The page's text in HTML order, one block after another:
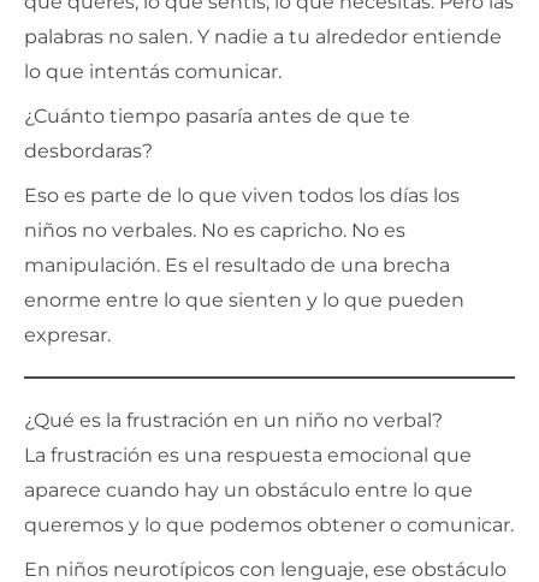
palabras no salen. Y nadie a tu alrededor entiende
lo que intentás comunicar.
¿Cuánto tiempo pasaría antes de que te
desbordaras?
Eso es parte de lo que viven todos los días los
niños no verbales. No es capricho. No es
manipulación. Es el resultado de una brecha
enorme entre lo que sienten y lo que pueden
expresar.
¿Qué es la frustración en un niño no verbal?
La frustración es una respuesta emocional que
aparece cuando hay un obstáculo entre lo que
queremos y lo que podemos obtener o comunicar.
En niños neurotípicos con lenguaje, ese obstáculo